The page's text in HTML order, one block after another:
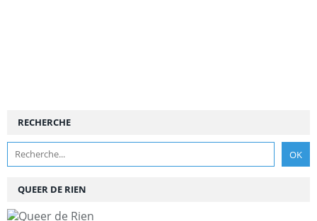
RECHERCHE
QUEER DE RIEN